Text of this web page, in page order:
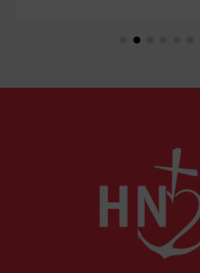
événements aux Pays-Bas ou en
comme l'a rappelé Léon XIV